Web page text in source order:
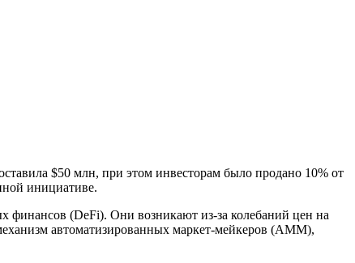
$50 млн, при этом инвесторам было продано 10% от
инициативе.
финансов (DeFi). Они возникают из-за колебаний цен на
автоматизированных маркет-мейкеров (AMM),